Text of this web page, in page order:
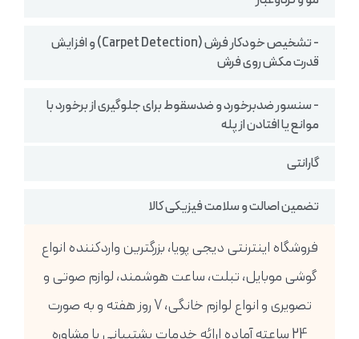
- تشخیص خودکار فرش (Carpet Detection) و افزایش
قدرت مکش روی فرش
- سنسور ضدبرخورد و ضدسقوط برای جلوگیری از برخورد با
موانع یا افتادن از پله
گارانتی
تضمین اصالت و سلامت فیزیکی کالا
فروشگاه اینترنتی دیجی پویا، بزرگترین واردکننده انواع
گوشی موبایل، تبلت، ساعت هوشمند، لوازم صوتی و
تصویری و انواع لوازم خانگی، 7 روز هفته و به صورت
24 ساعته آماده ارائه خدمات پشتیبانی یا مشاوره